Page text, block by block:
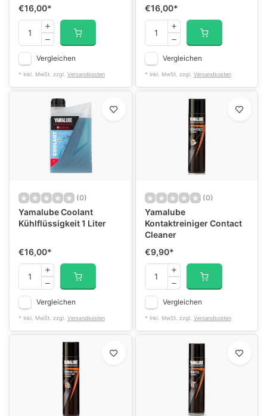
€16,00*
Vergleichen
* Inkl. MwSt. zzgl. Versandkosten
€16,00*
Vergleichen
* Inkl. MwSt. zzgl. Versandkosten
(0)
Yamalube Coolant
Kühlflüssigkeit 1 Liter
€16,00*
Vergleichen
* Inkl. MwSt. zzgl. Versandkosten
(0)
Yamalube
Kontaktreiniger Contact
Cleaner
€9,90*
Vergleichen
* Inkl. MwSt. zzgl. Versandkosten